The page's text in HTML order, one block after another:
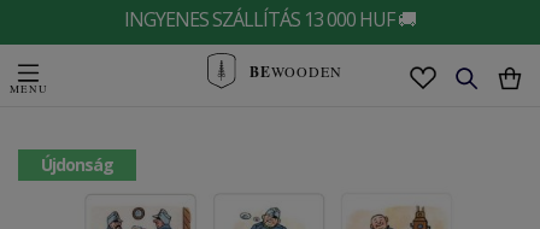
INGYENES SZÁLLÍTÁS 13 000 HUF 🚚
BEWOODEN
Újdonság